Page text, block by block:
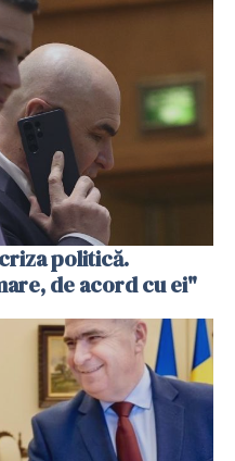
politică.
de acord cu ei"